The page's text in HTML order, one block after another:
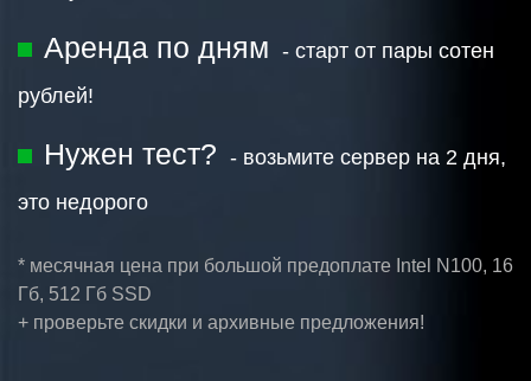
Аренда по дням - старт от пары сотен
рублей!
Нужен тест? - возьмите сервер на 2 дня,
это недорого
* месячная цена при большой предоплате Intel N100, 16
Гб, 512 Гб SSD
+ проверьте скидки и архивные предложения!